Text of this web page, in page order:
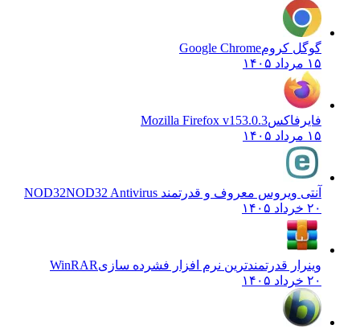
گوگل کرومGoogle Chrome
۱۵ مرداد ۱۴۰۵
فایرفاکسMozilla Firefox v153.0.3
۱۵ مرداد ۱۴۰۵
آنتی ویروس معروف و قدرتمند NOD32 NOD32 Antivirus
۲۰ خرداد ۱۴۰۵
وینرار قدرتمندترین نرم افزار فشرده سازیWinRAR
۲۰ خرداد ۱۴۰۵